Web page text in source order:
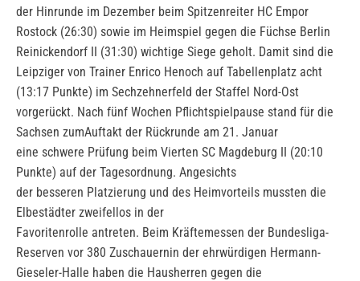
der Hinrunde im Dezember beim Spitzenreiter HC Empor
Rostock (26:30) sowie im Heimspiel gegen die Füchse Berlin
Reinickendorf II (31:30) wichtige Siege geholt. Damit sind die
Leipziger von Trainer Enrico Henoch auf Tabellenplatz acht
(13:17 Punkte) im Sechzehnerfeld der Staffel Nord-Ost
vorgerückt. Nach fünf Wochen Pflichtspielpause stand für die
Sachsen zumAuftakt der Rückrunde am 21. Januar
eine schwere Prüfung beim Vierten SC Magdeburg II (20:10
Punkte) auf der Tagesordnung. Angesichts
der besseren Platzierung und des Heimvorteils mussten die
Elbestädter zweifellos in der
Favoritenrolle antreten. Beim Kräftemessen der Bundesliga-
Reserven vor 380 Zuschauernin der ehrwürdigen Hermann-
Gieseler-Halle haben die Hausherren gegen die